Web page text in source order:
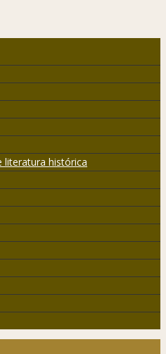
literatura histórica